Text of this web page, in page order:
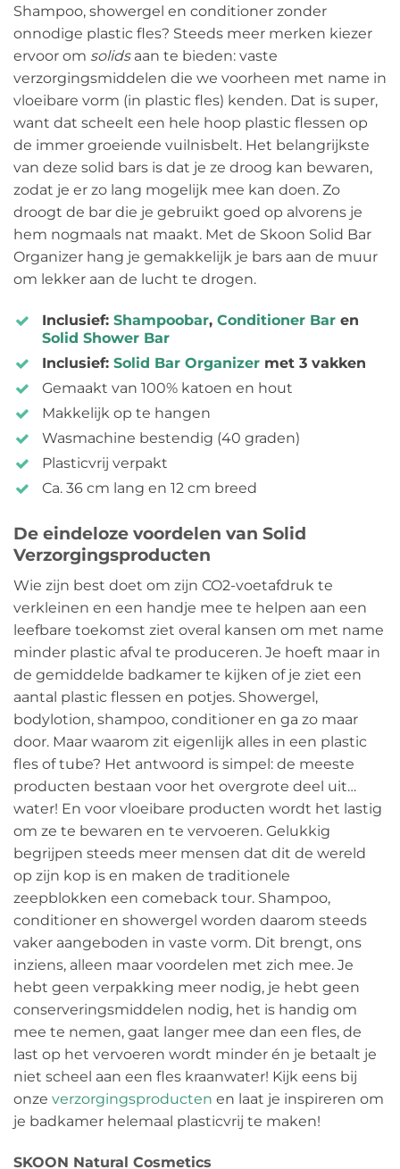
Shampoo, showergel en conditioner zonder
onnodige plastic fles? Steeds meer merken kiezer
ervoor om solidsaan te bieden: vaste
verzorgingsmiddelen die we voorheen met name in
vloeibare vorm (in plastic fles) kenden. Dat is super,
want dat scheelt een hele hoop plastic flessen op
de immer groeiende vuilnisbelt. Het belangrijkste
van deze solid bars is dat je ze droog kan bewaren,
zodat je er zo lang mogelijk mee kan doen. Zo
droogt de bar die je gebruikt goed op alvorens je
hem nogmaals nat maakt. Met de Skoon Solid Bar
Organizer hang je gemakkelijk je bars aan de muur
om lekker aan de lucht te drogen.
Inclusief: Shampoobar, Conditioner Bar en
Solid Shower Bar
Inclusief: Solid Bar Organizer met 3 vakken
Gemaakt van 100% katoen en hout
Makkelijk op te hangen
Wasmachine bestendig (40 graden)
Plasticvrij verpakt
Ca. 36 cm lang en 12 cm breed
De eindeloze voordelen van Solid
Verzorgingsproducten
Wie zijn best doet om zijn CO2-voetafdruk te
verkleinen en een handje mee te helpen aan een
leefbare toekomst ziet overal kansen om met name
minder plastic afval te produceren. Je hoeft maar in
de gemiddelde badkamer te kijken of je ziet een
aantal plastic flessen en potjes. Showergel,
bodylotion, shampoo, conditioner en ga zo maar
door. Maar waarom zit eigenlijk alles in een plastic
fles of tube? Het antwoord is simpel: de meeste
producten bestaan voor het overgrote deel uit…
water! En voor vloeibare producten wordt het lastig
om ze te bewaren en te vervoeren. Gelukkig
begrijpen steeds meer mensen dat dit de wereld
op zijn kop is en maken de traditionele
zeepblokken een comeback tour. Shampoo,
conditioner en showergel worden daarom steeds
vaker aangeboden in vaste vorm. Dit brengt, ons
inziens, alleen maar voordelen met zich mee. Je
hebt geen verpakking meer nodig, je hebt geen
conserveringsmiddelen nodig, het is handig om
mee te nemen, gaat langer mee dan een fles, de
last op het vervoeren wordt minder én je betaalt je
niet scheel aan een fles kraanwater! Kijk eens bij
onze verzorgingsproducten en laat je inspireren om
je badkamer helemaal plasticvrij te maken!
SKOON Natural Cosmetics